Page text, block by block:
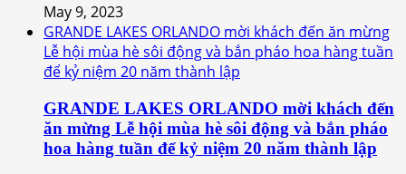
May 9, 2023
GRANDE LAKES ORLANDO mời khách đến ăn mừng
Lễ hội mùa hè sôi động và bắn pháo hoa hàng tuần
để kỷ niệm 20 năm thành lập
GRANDE LAKES ORLANDO mời khách đến
ăn mừng Lễ hội mùa hè sôi động và bắn pháo
hoa hàng tuần để kỷ niệm 20 năm thành lập